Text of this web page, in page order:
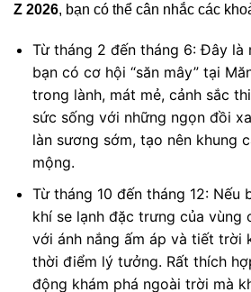
Z 2026, bạn có thể cân nhắc các
Từ tháng 2 đến tháng 6: Đây là
bạn có cơ hội “săn mây” tại
trong lành, mát mẻ, cảnh sắc
sức sống với những ngọn đồi
làn sương sớm, tạo nên khung
mộng.
Từ tháng 10 đến tháng 12: Nếu
khí se lạnh đặc trưng của vùng
với ánh nắng ấm áp và tiết trời
thời điểm lý tưởng. Rất thích
động khám phá ngoài trời mà